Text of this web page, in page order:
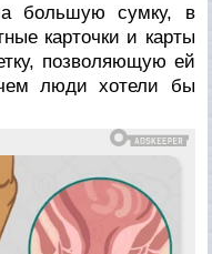
большую сумку, в
карточки и карты
позволяющую ей
люди хотели бы